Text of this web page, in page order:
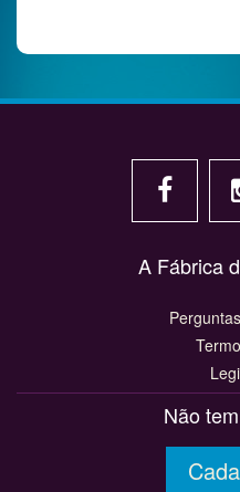
A Fábrica
Não